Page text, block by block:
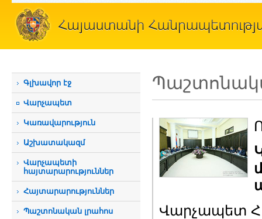
Գլխավոր էջ
Վարչապետ
Կառավարություն
Աշխատակազմ
Վարչապետի
հայտարարություններ
Հայտարարություններ
Պաշտոնական լրահոս
Վարչապետ